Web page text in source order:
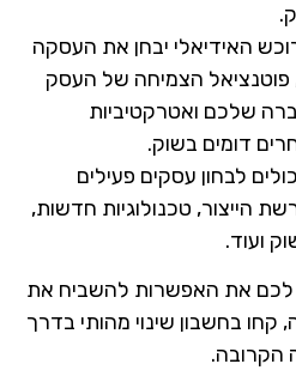
יבחן את העסקה
הצמיחה של העסק
ואטרקטיביות
בשוק.
עסקים פעילים
טכנולוגיות חדשות,
את האפשרות להשביח את
שינוי מהותי בדרך